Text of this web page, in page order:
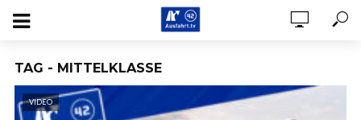
TAG - MITTELKLASSE
VIDEO